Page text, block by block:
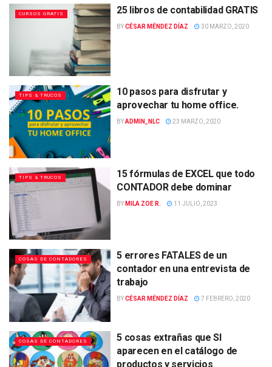
CURSOS GRATIS 25 libros de contabilidad GRATIS
BYCÉSAR MÉNDEZ DÍAZ 30 MARZO, 2020
TIPS & TRUCOS
10 pasos para disfrutar y
aprovechar tu home office.
BYADMIN_NLC 23 MARZO, 2020
TIPS & TRUCOS
15 fórmulas de EXCEL que todo
CONTADOR debe dominar
BY MILA ZOE R. 11 JULIO, 2023
COSAS DE CONTADORES
5 errores FATALES de un
contador en una entrevista de
trabajo
BYCÉSAR MÉNDEZ DÍAZ 7 FEBRERO, 2020
COSAS DE CONTADORES
5 cosas extrañas que SI
aparecen en el catálogo de
productos y servicios